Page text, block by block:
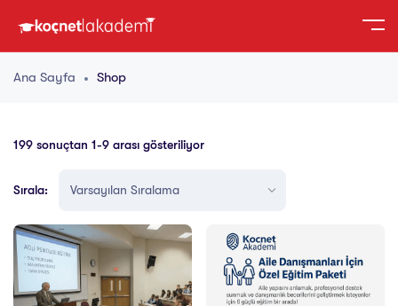
Ana Sayfa Shop
199 sonuçtan 1-9 arası gösteriliyor
Sırala: